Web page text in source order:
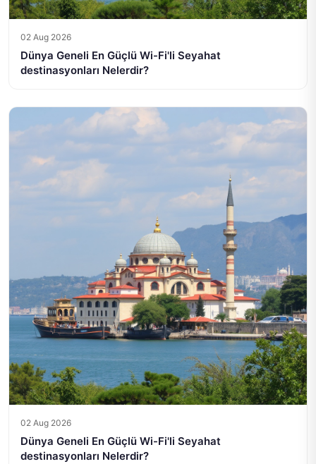
02 Aug 2026
Dünya Geneli En Güçlü Wi-Fi'li Seyahat
destinasyonları Nelerdir?
02 Aug 2026
Dünya Geneli En Güçlü Wi-Fi'li Seyahat
destinasyonları Nelerdir?